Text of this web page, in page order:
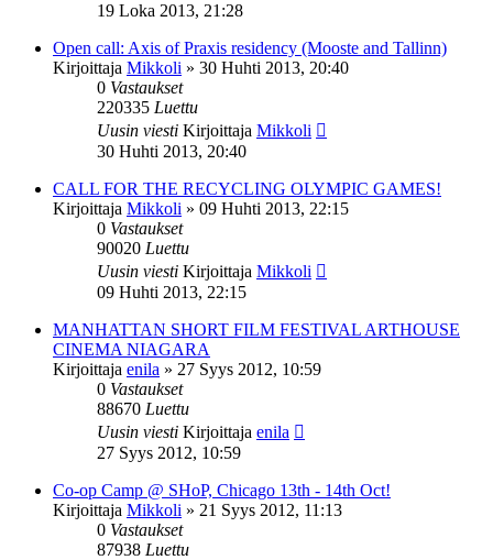
19 Loka 2013, 21:28
Open call: Axis of Praxis residency (Mooste and Tallinn)
Kirjoittaja Mikkoli » 30 Huhti 2013, 20:40
0 Vastaukset
220335 Luettu
Uusin viesti Kirjoittaja Mikkoli
30 Huhti 2013, 20:40
CALL FOR THE RECYCLING OLYMPIC GAMES!
Kirjoittaja Mikkoli » 09 Huhti 2013, 22:15
0 Vastaukset
90020 Luettu
Uusin viesti Kirjoittaja Mikkoli
09 Huhti 2013, 22:15
MANHATTAN SHORT FILM FESTIVAL ARTHOUSE
CINEMA NIAGARA
Kirjoittaja enila » 27 Syys 2012, 10:59
0 Vastaukset
88670 Luettu
Uusin viesti Kirjoittaja enila
27 Syys 2012, 10:59
Co-op Camp @ SHoP, Chicago 13th - 14th Oct!
Kirjoittaja Mikkoli » 21 Syys 2012, 11:13
0 Vastaukset
87938 Luettu